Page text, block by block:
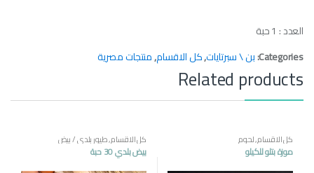
العدد : 1 حبة
Categories: بن \ سبرتايات,كل الاقسام,منتجات مصرية
Related products
كل الاقسام,لحوم
موزة بتلو للكيلو
كل الاقسام,طيور بلدي / بيض
بيض بلدي 30 حبة